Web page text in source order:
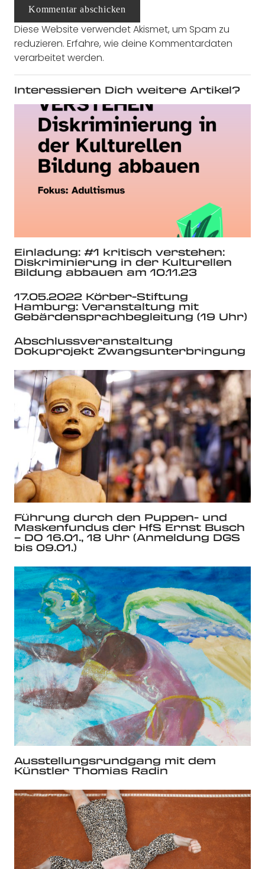
Kommentar abschicken
Diese Website verwendet Akismet, um Spam zu
reduzieren. Erfahre, wie deine Kommentardaten
verarbeitet werden.
Interessieren Dich weitere Artikel?
Einladung: #1 kritisch verstehen:
Diskriminierung in der Kulturellen
Bildung abbauen am 10.11.23
17.05.2022 Körber-Stiftung
Hamburg: Veranstaltung mit
Gebärdensprachbegleitung (19 Uhr)
Abschlussveranstaltung
Dokuprojekt Zwangsunterbringung
Führung durch den Puppen- und
Maskenfundus der HfS Ernst Busch
– DO 16.01., 18 Uhr (Anmeldung DGS
bis 09.01.)
Ausstellungsrundgang mit dem
Künstler Thomias Radin